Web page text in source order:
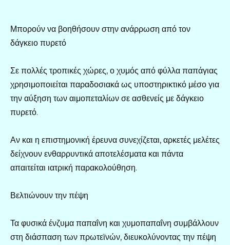
Μπορούν να βοηθήσουν στην ανάρρωση από τον
δάγκειο πυρετό
Σε πολλές τροπικές χώρες, ο χυμός από φύλλα παπάγιας
χρησιμοποιείται παραδοσιακά ως υποστηρικτικό μέσο για
την αύξηση των αιμοπεταλίων σε ασθενείς με δάγκειο
πυρετό.
Αν και η επιστημονική έρευνα συνεχίζεται, αρκετές μελέτες
δείχνουν ενθαρρυντικά αποτελέσματα και πάντα
απαιτείται ιατρική παρακολούθηση.
Βελτιώνουν την πέψη
Τα φυσικά ένζυμα παπαΐνη και χυμοπαπαΐνη συμβάλλουν
στη διάσπαση των πρωτεϊνών, διευκολύνοντας την πέψη